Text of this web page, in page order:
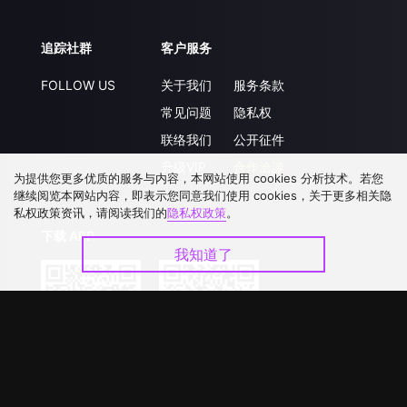
追踪社群
FOLLOW US
客户服务
关于我们
常见问题
联络我们
服务条款
隐私权
公开征件
下载 APP
为提供您更多优质的服务与内容，本网站使用 cookies 分析技术。若您
继续阅览本网站内容，即表示您同意我们使用 cookies，关于更多相关隐
私权政策资讯，请阅读我们的隐私权政策。
我知道了